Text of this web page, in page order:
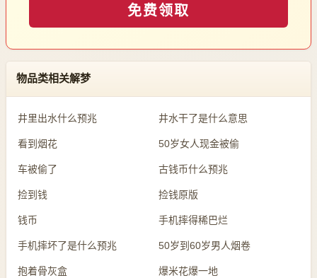
免费领取
物品类相关解梦
井里出水什么预兆 井水干了是什么意思
看到烟花 50岁女人现金被偷
车被偷了 古钱币什么预兆
捡到钱 捡钱原版
钱币 手机摔得稀巴烂
手机摔坏了是什么预兆 50岁到60岁男人烟卷
抱着骨灰盒 爆米花爆一地